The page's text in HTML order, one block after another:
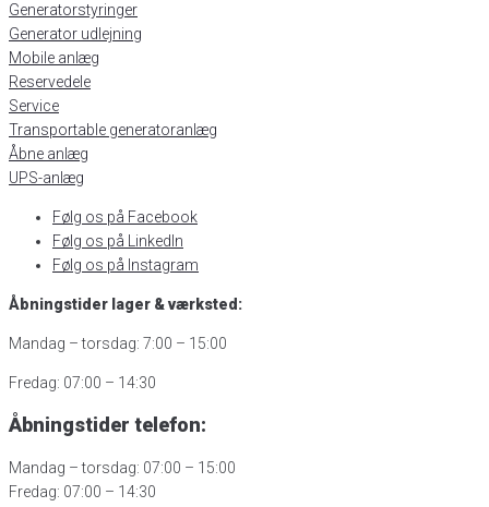
Generatorstyringer
Generator udlejning
Mobile anlæg
Reservedele
Service
Transportable generatoranlæg
Åbne anlæg
UPS-anlæg
Følg os på Facebook
Følg os på LinkedIn
Følg os på Instagram
Åbningstider lager & værksted:
Mandag – torsdag: 7:00 – 15:00
Fredag: 07:00 – 14:30
Åbningstider telefon:
Mandag – torsdag: 07:00 – 15:00
Fredag: 07:00 – 14:30